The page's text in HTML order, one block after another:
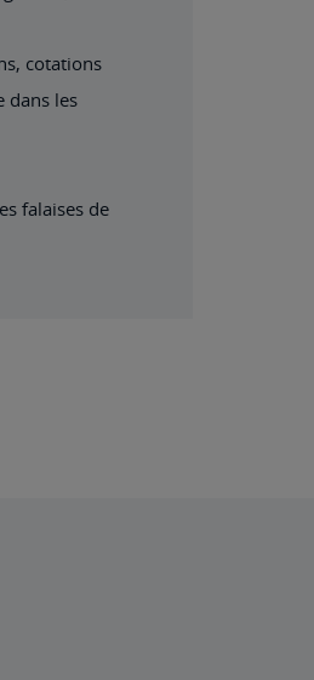
cotations
dans les
falaises de